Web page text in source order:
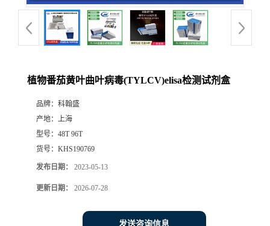
植物番茄黄叶曲叶病毒(TYLCV)elisa检测试剂盒
品牌： 科翰盛
产地： 上海
型号： 48T 96T
货号： KHS190769
发布日期： 2023-05-13
更新日期： 2026-07-28
发送咨询信息